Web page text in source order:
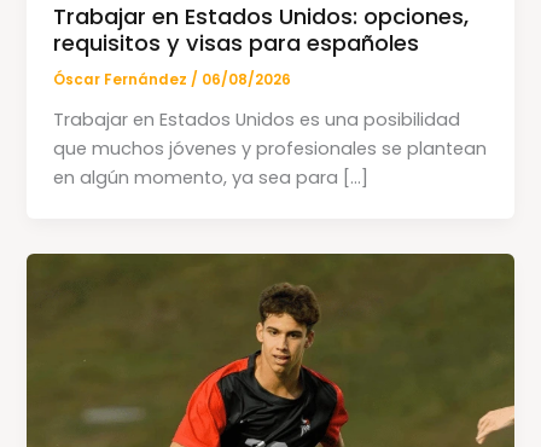
Trabajar en Estados Unidos: opciones,
requisitos y visas para españoles
Óscar Fernández/ 06/08/2026
Trabajar en Estados Unidos es una posibilidad
que muchos jóvenes y profesionales se plantean
en algún momento, ya sea para […]